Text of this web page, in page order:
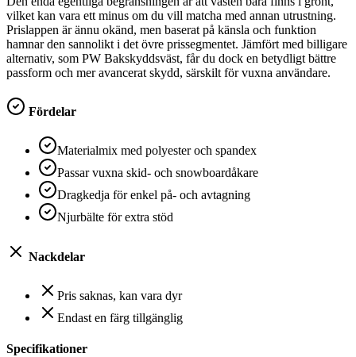
vilket kan vara ett minus om du vill matcha med annan utrustning.
Prislappen är ännu okänd, men baserat på känsla och funktion
hamnar den sannolikt i det övre prissegmentet. Jämfört med billigare
alternativ, som PW Bakskyddsväst, får du dock en betydligt bättre
passform och mer avancerat skydd, särskilt för vuxna användare.
Fördelar
Materialmix med polyester och spandex
Passar vuxna skid- och snowboardåkare
Dragkedja för enkel på- och avtagning
Njurbälte för extra stöd
Nackdelar
Pris saknas, kan vara dyr
Endast en färg tillgänglig
Specifikationer